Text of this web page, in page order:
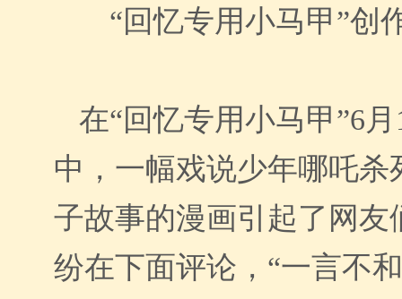
“回忆专用小马甲”创
在“回忆专用小马甲”6
中，一幅戏说少年哪吒杀
子故事的漫画引起了网友
纷在下面评论，“一言不